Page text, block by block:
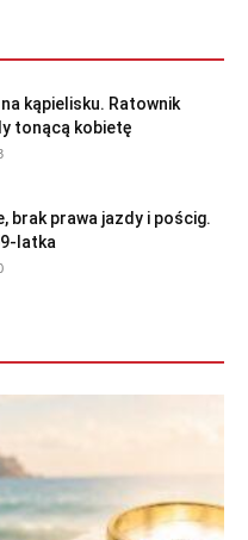
kąpielisku. Ratownik
tonącą kobietę
brak prawa jazdy i pościg.
latka